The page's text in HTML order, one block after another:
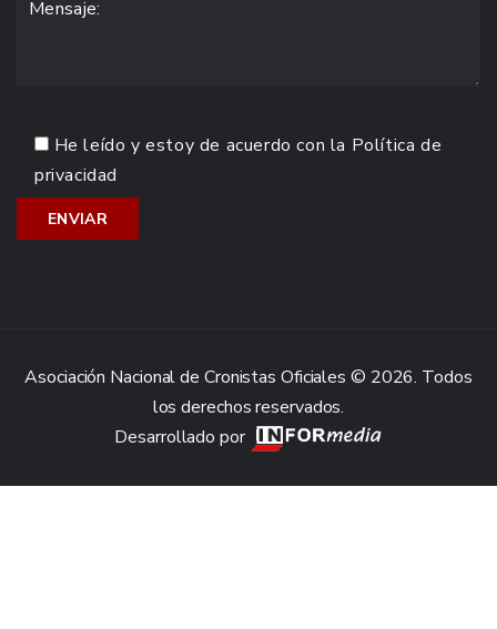
He leído y estoy de acuerdo con la Política de
privacidad
Asociación Nacional de Cronistas Oficiales © 2026. Todos
los derechos reservados.
Desarrollado por